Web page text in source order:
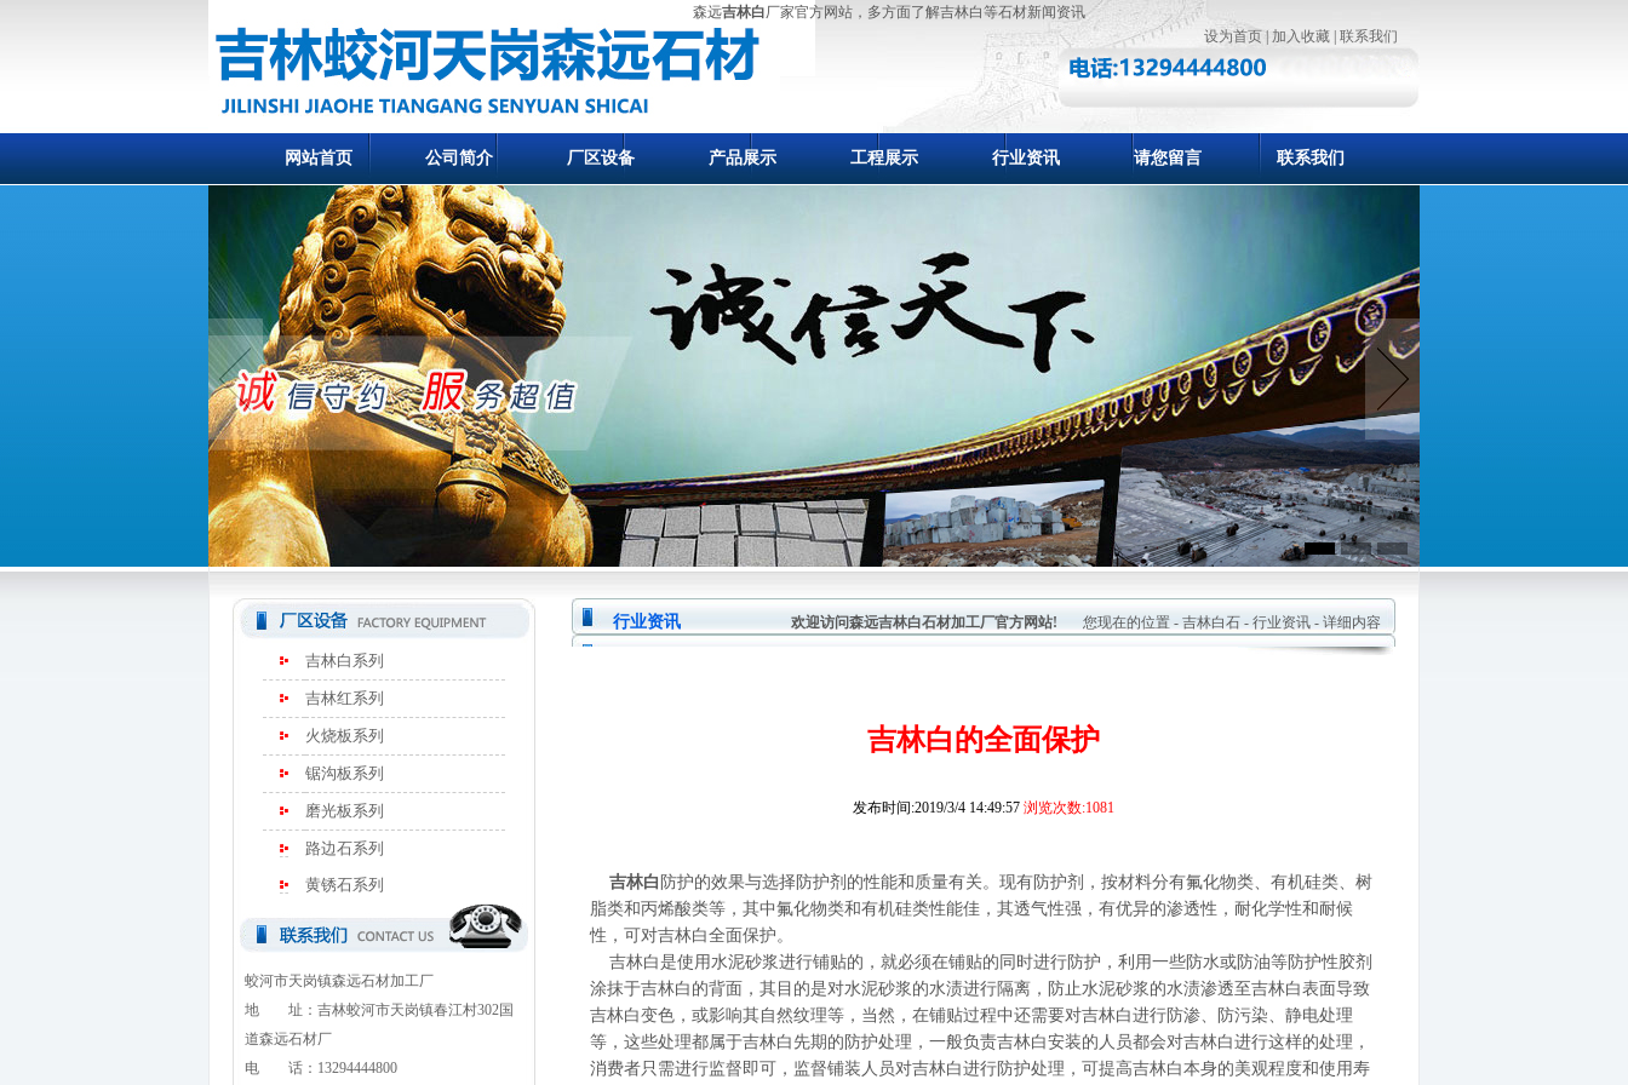
森远吉林白厂家官方网站，多方面了解吉林白等石材新闻资讯
设为首页| 加入收藏 联系我们
网站首页 公司简介 厂区设备 产品展示 工程展示 行业资讯 请您留言 联系我们
吉林白系列
吉林红系列
火烧板系列
锯沟板系列
磨光板系列
路边石系列
黄锈石系列
蛟河市天岗镇森远石材加工厂
地 址：吉林蛟河市天岗镇春江村302国
道森远石材厂
电 话：13294444800
行业资讯 欢迎访问森远吉林白石材加工厂官方网站! 您现在的位置 - 吉林白石 - 行业资讯 - 详细内容
吉林白的全面保护
发布时间:2019/3/4 14:49:57 浏览次数:1081
吉林白 防护的效果与选择防护剂的性能和质量有关。现有防护剂，按材料分有氟化物类、有机硅类、树
脂类和丙烯酸类等，其中氟化物类和有机硅类性能佳，其透气性强，有优异的渗透性，耐化学性和耐候
性，可对吉林白全面保护。
吉林白是使用水泥砂浆进行铺贴的，就必须在铺贴的同时进行防护，利用一些防水或防油等防护性胶剂
涂抹于吉林白的背面，其目的是对水泥砂浆的水渍进行隔离，防止水泥砂浆的水渍渗透至吉林白表面导致
吉林白变色，或影响其自然纹理等，当然，在铺贴过程中还需要对吉林白进行防渗、防污染、静电处理
等，这些处理都属于吉林白先期的防护处理，一般负责吉林白安装的人员都会对吉林白进行这样的处理，
消费者只需进行监督即可，监督铺装人员对吉林白进行防护处理，可提高吉林白本身的美观程度和使用寿